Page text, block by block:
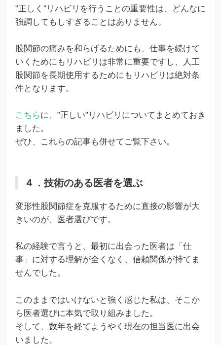
”正しく”リハビリを行うことの重要性は、どんなに
強調してもしすぎることはありません。
股関節の痛みを和らげるためにも、仕事を続けて
いくためにもリハビリは非常に重要ですし、人工
股関節を長期使用するためにもリハビリは絶対条
件となります。
こちらに、”正しい”リハビリについてまとめておき
ました。
ぜひ、これらの記事も併せてご覧下さい。
４．技術のある医者を選ぶ
変形性股関節症を克服するために直接の影響が大
きいのが、医者選びです。
私の経験で言うと、最初に出会った医者は「仕
事」に対する理解が全くなく、信頼関係が持てま
せんでした。
このままではいけないと強く感じた私は、そこか
ら医者選びに本気で取り組みました。
そして、数年を経てようやく現在の担当医に出会
いました。